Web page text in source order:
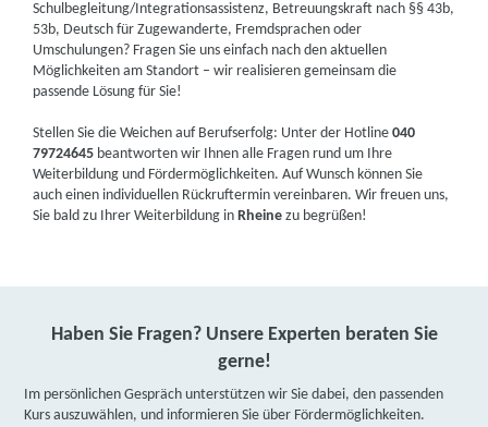
Schulbegleitung/Integrationsassistenz, Betreuungskraft nach §§ 43b,
53b, Deutsch für Zugewanderte, Fremdsprachen oder
Umschulungen? Fragen Sie uns einfach nach den aktuellen
Möglichkeiten am Standort – wir realisieren gemeinsam die
passende Lösung für Sie!
Stellen Sie die Weichen auf Berufserfolg: Unter der Hotline040
79724645 beantworten wir Ihnen alle Fragen rund um Ihre
Weiterbildung und Fördermöglichkeiten. Auf Wunsch können Sie
auch einen individuellen Rückruftermin vereinbaren. Wir freuen uns,
Sie bald zu Ihrer Weiterbildung inRheine zu begrüßen!
Haben Sie Fragen? Unsere Experten beraten Sie
gerne!
Im persönlichen Gespräch unterstützen wir Sie dabei, den passenden
Kurs auszuwählen, und informieren Sie über Fördermöglichkeiten.